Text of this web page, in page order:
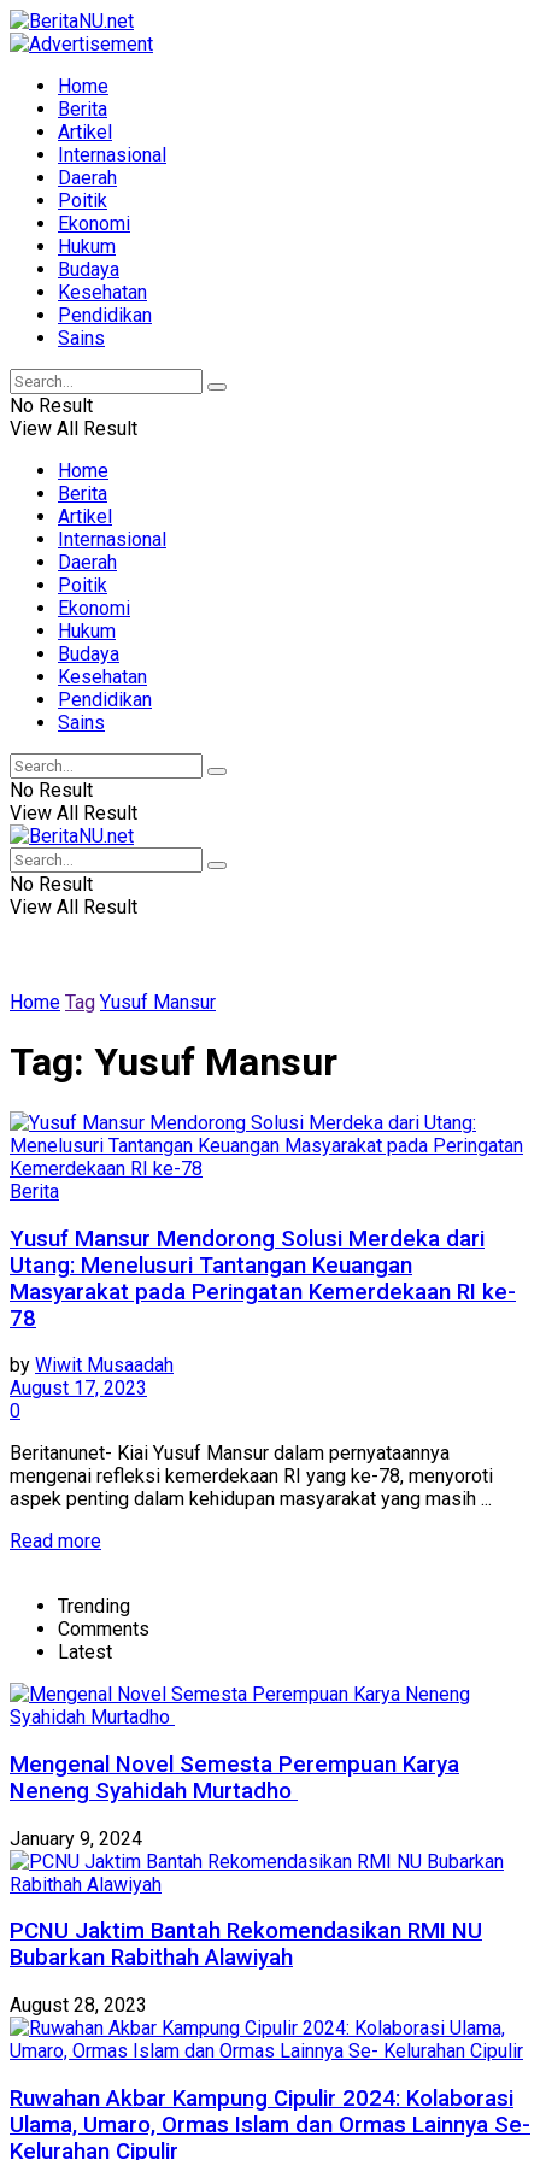
Home
Berita
Artikel
Internasional
Daerah
Poitik
Ekonomi
Hukum
Budaya
Kesehatan
Pendidikan
Sains
No Result
View All Result
Home
Berita
Artikel
Internasional
Daerah
Poitik
Ekonomi
Hukum
Budaya
Kesehatan
Pendidikan
Sains
No Result
View All Result
No Result
View All Result
Home Tag Yusuf Mansur
Tag: Yusuf Mansur
Berita
Yusuf Mansur Mendorong Solusi Merdeka dari
Utang: Menelusuri Tantangan Keuangan
Masyarakat pada Peringatan Kemerdekaan RI ke-
78
by Wiwit Musaadah
August 17, 2023
0
Beritanunet- Kiai Yusuf Mansur dalam pernyataannya
mengenai refleksi kemerdekaan RI yang ke-78, menyoroti
aspek penting dalam kehidupan masyarakat yang masih ...
Read moreDetails
Trending
Comments
Latest
Mengenal Novel Semesta Perempuan Karya
Neneng Syahidah Murtadho
January 9, 2024
PCNU Jaktim Bantah Rekomendasikan RMI NU
Bubarkan Rabithah Alawiyah
August 28, 2023
Ruwahan Akbar Kampung Cipulir 2024: Kolaborasi
Ulama, Umaro, Ormas Islam dan Ormas Lainnya Se-
Kelurahan Cipulir